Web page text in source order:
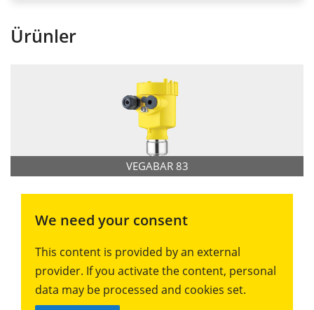
Ürünler
VEGABAR 83
We need your consent
This content is provided by an external
provider. If you activate the content, personal
data may be processed and cookies set.